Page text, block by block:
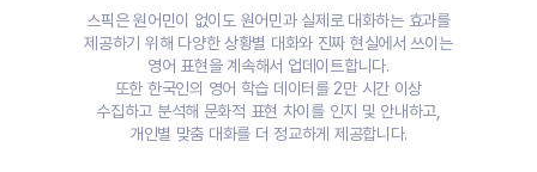
스픽은 원어민이 없이도 원어민과 실제로 대화하는 효과를
제공하기 위해 다양한 상황별 대화와 진짜 현실에서 쓰이는
영어 표현을 계속해서 업데이트합니다.
또한 한국인의 영어 학습 데이터를 2만 시간 이상
수집하고 분석해 문화적 표현 차이를 인지 및 안내하고,
개인별 맞춤 대화를 더 정교하게 제공합니다.